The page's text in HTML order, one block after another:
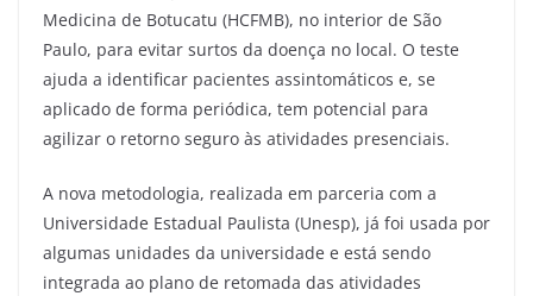
Medicina de Botucatu (HCFMB), no interior de São
Paulo, para evitar surtos da doença no local. O teste
ajuda a identificar pacientes assintomáticos e, se
aplicado de forma periódica, tem potencial para
agilizar o retorno seguro às atividades presenciais.
A nova metodologia, realizada em parceria com a
Universidade Estadual Paulista (Unesp), já foi usada por
algumas unidades da universidade e está sendo
integrada ao plano de retomada das atividades